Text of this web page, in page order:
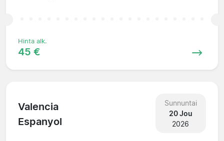
Hinta alk.
45 €
Valencia
Espanyol
Sunnuntai
20 Jou
2026